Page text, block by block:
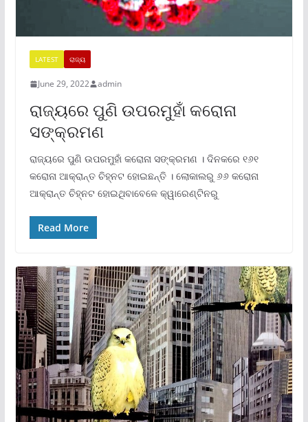
LATEST ରାଜ୍ୟ
June 29, 2022 admin
ରାଜ୍ୟରେ ପୁଣି ଉପରମୁହାଁ କରୋନା
ସଙ୍କ୍ରମଣ
ରାଜ୍ୟରେ ପୁଣି ଉପରମୁହାଁ କରୋନା ସଙ୍କ୍ରମଣ । ଦିନକରେ ୧୬୧
କରୋନା ଆକ୍ରାନ୍ତ ଚିହ୍ନଟ ହୋଇଛନ୍ତି । ଲୋକାଲରୁ ୬୬ କରୋନା
ଆକ୍ରାନ୍ତ ଚିହ୍ନଟ ହୋଇଥିବାବେଳେ କ୍ୱାରେଣ୍ଟିନରୁ
Read More